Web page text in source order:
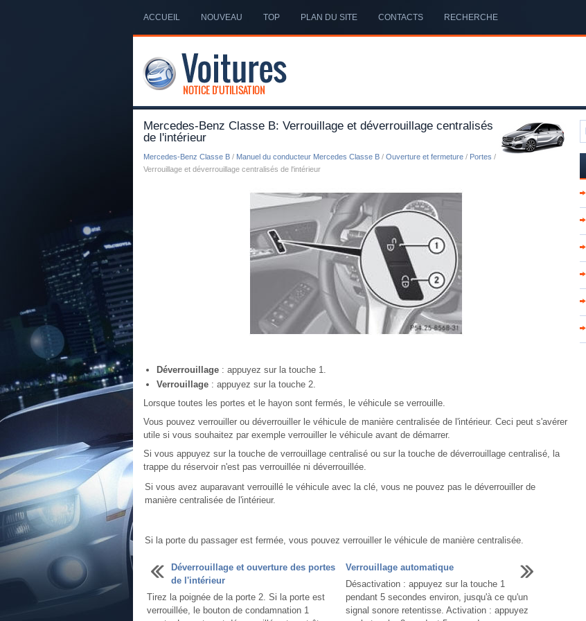
ACCUEIL NOUVEAU TOP PLAN DU SITE CONTACTS RECHERCHE
Mercedes-Benz Classe B: Verrouillage et déverrouillage centralisés
de l'intérieur
Mercedes-Benz Classe B / Manuel du conducteur Mercedes Classe B / Ouverture et fermeture / Portes /
Verrouillage et déverrouillage centralisés de l'intérieur
Déverrouillage : appuyez sur la touche 1.
Verrouillage : appuyez sur la touche 2.
Lorsque toutes les portes et le hayon sont fermés, le véhicule se verrouille.
Vous pouvez verrouiller ou déverrouiller le véhicule de manière centralisée de l'intérieur. Ceci peut s'avérer
utile si vous souhaitez par exemple verrouiller le véhicule avant de démarrer.
Si vous appuyez sur la touche de verrouillage centralisé ou sur la touche de déverrouillage centralisé, la
trappe du réservoir n'est pas verrouillée ni déverrouillée.
Si vous avez auparavant verrouillé le véhicule avec la clé, vous ne pouvez pas le déverrouiller de
manière centralisée de l'intérieur.
Si la porte du passager est fermée, vous pouvez verrouiller le véhicule de manière centralisée.
Déverrouillage et ouverture des portes
de l'intérieur
Tirez la poignée de la porte 2. Si la porte est
verrouillée, le bouton de condamnation 1
Verrouillage automatique
Désactivation : appuyez sur la touche 1
pendant 5 secondes environ, jusqu'à ce qu'un
signal sonore retentisse. Activation : appuyez